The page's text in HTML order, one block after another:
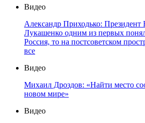
Видео
Александр Приходько: Президент
Лукашенко одним из первых
Россия, то на постсоветском
все
Видео
Михаил Дроздов: «Найти место
новом мире»
Видео